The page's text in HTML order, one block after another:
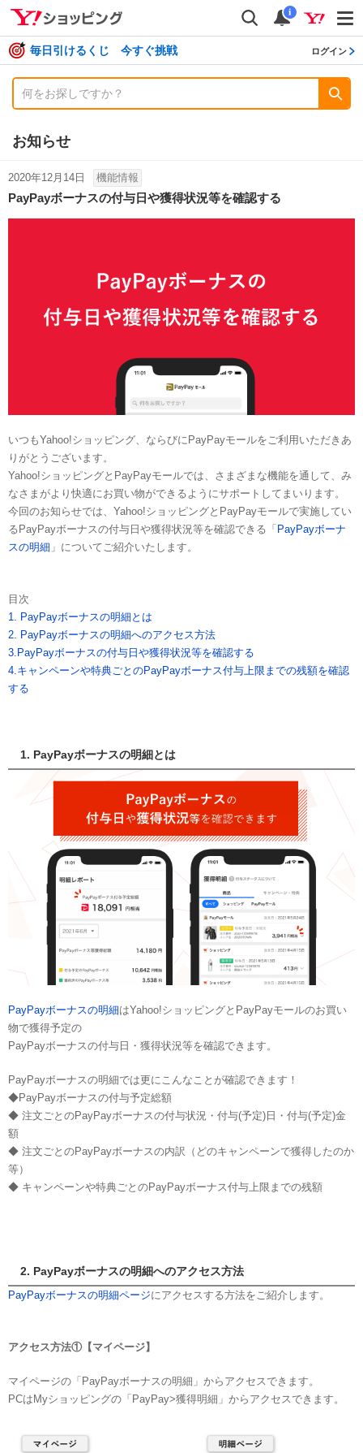
検索
通知
i
毎日引けるくじ 今すぐ挑戦 ログイン
お知らせ
2020年12月14日 機能情報
PayPayボーナスの付与日や獲得状況等を確認する
いつもYahoo!ショッピング、ならびにPayPayモールをご利用いただきあ
りがとうございます。
Yahoo!ショッピングとPayPayモールでは、さまざまな機能を通して、み
なさまがより快適にお買い物ができるようにサポートしてまいります。
今回のお知らせでは、Yahoo!ショッピングとPayPayモールで実施してい
るPayPayボーナスの付与日や獲得状況等を確認できる「 PayPayボーナ
スの明細 」についてご紹介いたします。
目次
1. PayPayボーナスの明細とは
2. PayPayボーナスの明細へのアクセス方法
3.PayPayボーナスの付与日や獲得状況等を確認する
4.キャンペーンや特典ごとのPayPayボーナス付与上限までの残額を確認
する
1. PayPayボーナスの明細とは
PayPayボーナスの明細はYahoo!ショッピングとPayPayモールのお買い
物で獲得予定の
PayPayボーナスの付与日・獲得状況等を確認できます。
PayPayボーナスの明細では更にこんなことが確認できます！
◆PayPayボーナスの付与予定総額
◆ 注文ごとのPayPayボーナスの付与状況・付与(予定)日・付与(予定)金
額
◆ 注文ごとのPayPayボーナスの内訳（どのキャンペーンで獲得したのか
等）
◆ キャンペーンや特典ごとのPayPayボーナス付与上限までの残額
2. PayPayボーナスの明細へのアクセス方法
PayPayボーナスの明細ページにアクセスする方法をご紹介します。
アクセス方法①【マイページ】
マイページの「PayPayボーナスの明細」からアクセスできます。
PCはMyショッピングの「PayPay>獲得明細」からアクセスできます。